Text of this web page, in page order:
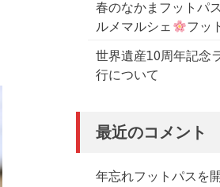
春のなかまフットパ
ルメマルシェ
フッ
世界遺産10周年記念
行について
最近のコメント
年忘れフットパスを